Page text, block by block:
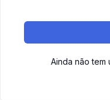
Ainda não tem